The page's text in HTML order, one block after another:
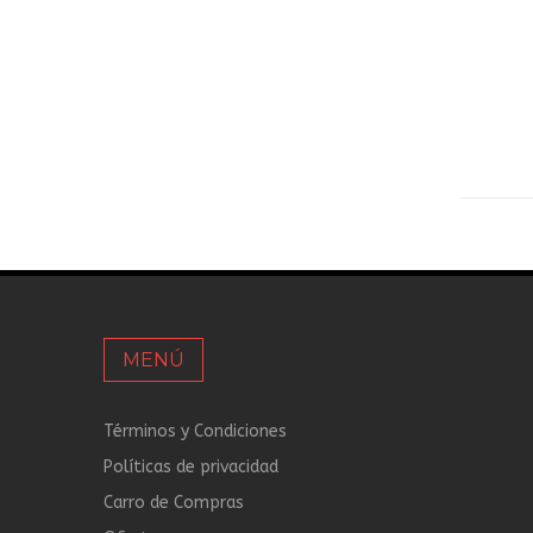
MENÚ
Términos y Condiciones
Políticas de privacidad
Carro de Compras